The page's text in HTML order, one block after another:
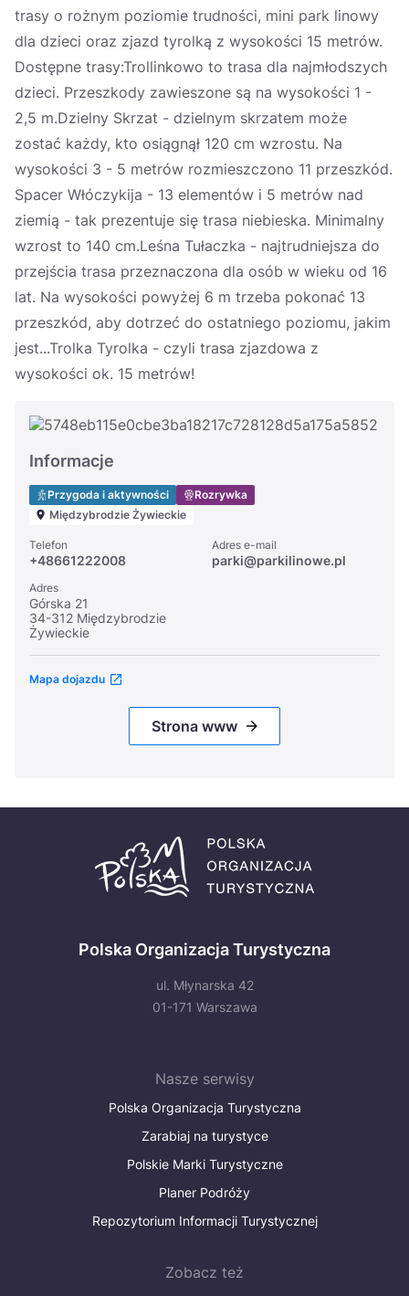
trasy o rożnym poziomie trudności, mini park linowy
dla dzieci oraz zjazd tyrolką z wysokości 15 metrów.
Dostępne trasy:Trollinkowo to trasa dla najmłodszych
dzieci. Przeszkody zawieszone są na wysokości 1 -
2,5 m.Dzielny Skrzat - dzielnym skrzatem może
zostać każdy, kto osiągnął 120 cm wzrostu. Na
wysokości 3 - 5 metrów rozmieszczono 11 przeszkód.
Spacer Włóczykija - 13 elementów i 5 metrów nad
ziemią - tak prezentuje się trasa niebieska. Minimalny
wzrost to 140 cm.Leśna Tułaczka - najtrudniejsza do
przejścia trasa przeznaczona dla osób w wieku od 16
lat. Na wysokości powyżej 6 m trzeba pokonać 13
przeszkód, aby dotrzeć do ostatniego poziomu, jakim
jest...Trolka Tyrolka - czyli trasa zjazdowa z
wysokości ok. 15 metrów!
Informacje
Przygoda i aktywności
Rozrywka
Międzybrodzie Żywieckie
Telefon
+48661222008
Adres e-mail
parki@parkilinowe.pl
Adres
Górska 21
34-312 Międzybrodzie
Żywieckie
Mapa dojazdu
Strona www
Polska Organizacja Turystyczna
ul. Młynarska 42
01-171 Warszawa
Nasze serwisy
Polska Organizacja Turystyczna
Zarabiaj na turystyce
Polskie Marki Turystyczne
Planer Podróży
Repozytorium Informacji Turystycznej
Zobacz też